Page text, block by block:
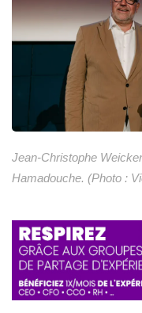
Jean-Christophe
Hamadouche. (Photo :